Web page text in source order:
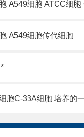
A549细胞传代细胞